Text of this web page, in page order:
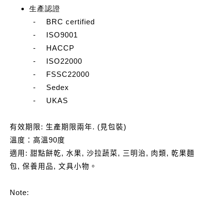
生產認證
-
BRC certified
-
ISO9001
-
HACCP
-
ISO22000
-
FSSC22000
-
Sedex
-
UKAS
有效期限: 生產期限兩年. (見包裝)
溫度：高溫90度
適用 : 甜點餅乾, 水果, 沙拉蔬菜, 三明治, 肉類, 乾果麵
包, 保養用品, 文具小物 。
Note: